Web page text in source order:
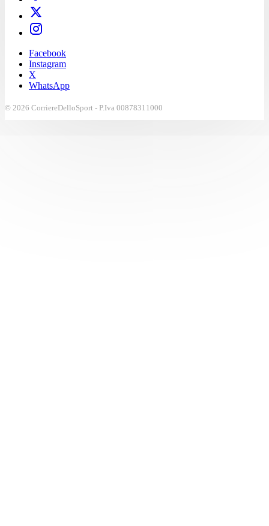
Facebook
Instagram
X
WhatsApp
© 2026 CorriereDelloSport - P.Iva 00878311000